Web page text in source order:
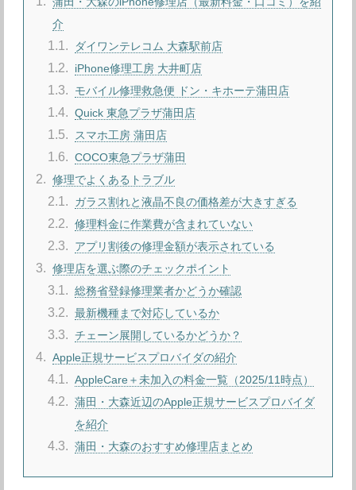
介
1.1 ダイワンテレコム 大森駅前店
1.2 iPhone修理工房 大井町店
1.3 モバイル修理救急便 ドン・キホーテ蒲田店
1.4 Quick 東急プラザ蒲田店
1.5 スマホ工房 蒲田店
1.6 COCO東急プラザ蒲田
2 修理でよくあるトラブル
2.1 ガラス割れと液晶不良の価格差が大きすぎる
2.2 修理料金に作業費が含まれていない
2.3 アプリ割後の修理金額が表示されている
3 修理店を選ぶ際のチェックポイント
3.1 総務省登録修理業者かどうか確認
3.2 最新機種まで対応しているか
3.3 チェーン展開しているかどうか？
4 Apple正規サービスプロバイダの紹介
4.1 AppleCare＋未加入の料金一覧（2025/11時点）
4.2
蒲田・大森近辺のApple正規サービスプロバイダ
を紹介
4.3 蒲田・大森のおすすめ修理店まとめ